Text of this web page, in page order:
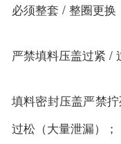
必须整套 / 整圈更换
严禁填料压盖过紧 /
填料密封压盖严禁
过松（大量泄漏）；